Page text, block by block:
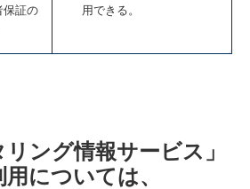
保証の
用できる。
リング情報サービス」
については、